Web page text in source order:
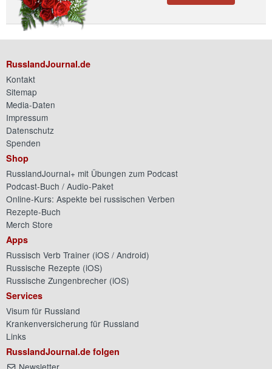
RusslandJournal.de
Kontakt
Sitemap
Media-Daten
Impressum
Datenschutz
Spenden
Shop
RusslandJournal+ mit Übungen zum Podcast
Podcast-Buch / Audio-Paket
Online-Kurs: Aspekte bei russischen Verben
Rezepte-Buch
Merch Store
Apps
Russisch Verb Trainer (iOS / Android)
Russische Rezepte (iOS)
Russische Zungenbrecher (iOS)
Services
Visum für Russland
Krankenversicherung für Russland
Links
RusslandJournal.de folgen